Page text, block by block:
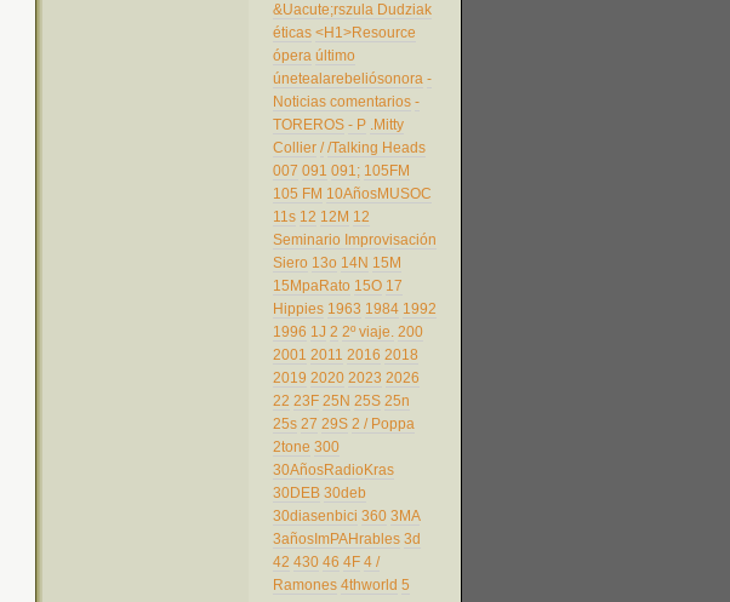
&Uacute;rszula Dudziak
éticas <H1>Resource
ópera último
únetealarebeliósonora -
Noticias comentarios -
TOREROS - P .Mitty
Collier / /Talking Heads
007 091 091; 105FM
105 FM 10AñosMUSOC
11s 12 12M 12
Seminario Improvisación
Siero 13o 14N 15M
15MpaRato 15O 17
Hippies 1963 1984 1992
1996 1J 2 2º viaje. 200
2001 2011 2016 2018
2019 2020 2023 2026
22 23F 25N 25S 25n
25s 27 29S 2 / Poppa
2tone 300
30AñosRadioKras
30DEB 30deb
30diasenbici 360 3MA
3añosImPAHrables 3d
42 430 46 4F 4 /
Ramones 4thworld 5